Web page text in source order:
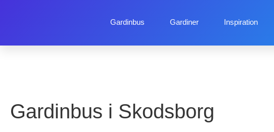
Gardinbus Gardiner Inspiration
Gardinbus i Skodsborg